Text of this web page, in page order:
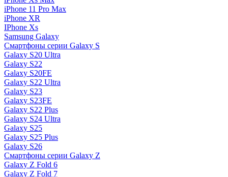
iPhone 11 Pro Max
iPhone XR
IPhone Xs
Samsung Galaxy
Смартфоны серии Galaxy S
Galaxy S20 Ultra
Galaxy S22
Galaxy S20FE
Galaxy S22 Ultra
Galaxy S23
Galaxy S23FE
Galaxy S22 Plus
Galaxy S24 Ultra
Galaxy S25
Galaxy S25 Plus
Galaxy S26
Смартфоны серии Galaxy Z
Galaxy Z Fold 6
Galaxy Z Fold 7